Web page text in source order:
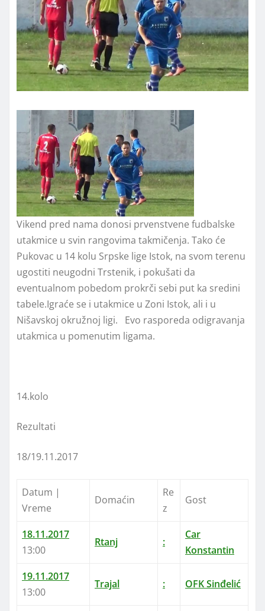
Vikend pred nama donosi prvenstvene fudbalske
utakmice u svin rangovima takmičenja. Tako će
Pukovac u 14 kolu Srpske lige Istok, na svom terenu
ugostiti neugodni Trstenik, i pokušati da
eventualnom pobedom prokrči sebi put ka sredini
tabele.Igraće se i utakmice u Zoni Istok, ali i u
Nišavskoj okružnoj ligi. Evo rasporeda odigravanja
utakmica u pomenutim ligama.
14.kolo
Rezultati
18/19.11.2017
Datum |
Vreme
Domaćin
Re
z
Gost
18.11.2017
13:00
Rtanj :
Car
Konstantin
19.11.2017
13:00
Trajal : OFK Sinđelić